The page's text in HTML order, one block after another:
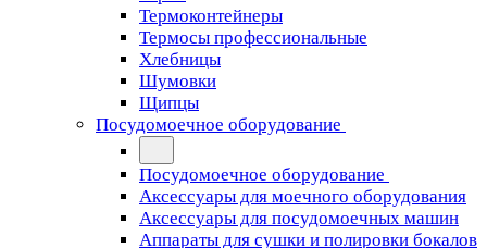
Термоконтейнеры
Термосы профессиональные
Хлебницы
Шумовки
Щипцы
Посудомоечное оборудование
Посудомоечное оборудование
Аксессуары для моечного оборудования
Аксессуары для посудомоечных машин
Аппараты для сушки и полировки бокалов